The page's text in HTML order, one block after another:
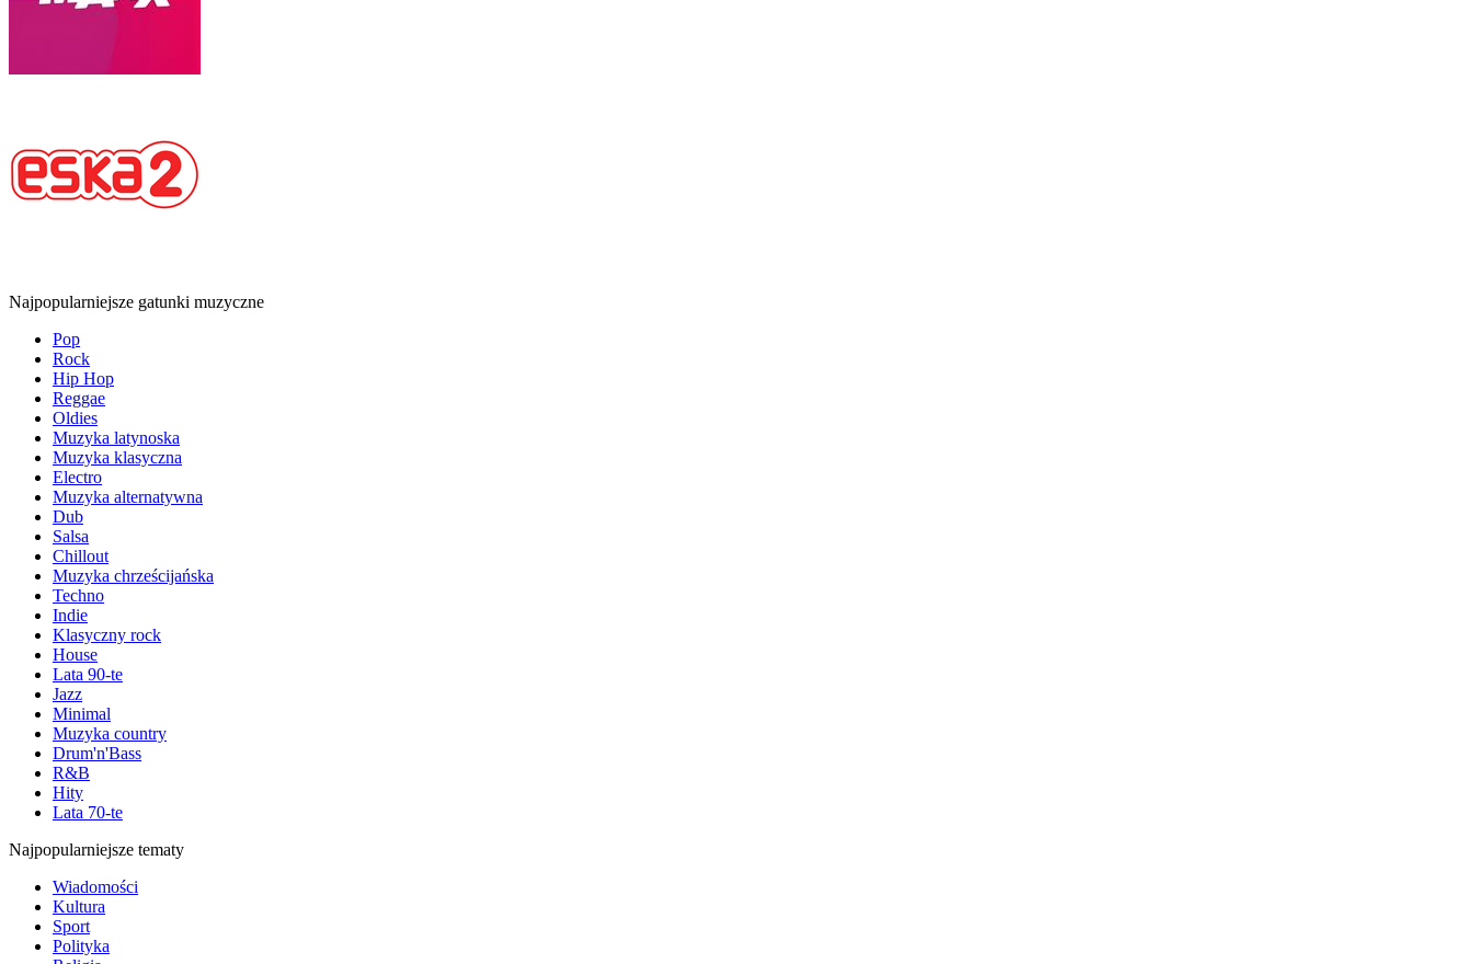
Najpopularniejsze gatunki muzyczne
Pop
Rock
Hip Hop
Reggae
Oldies
Muzyka latynoska
Muzyka klasyczna
Electro
Muzyka alternatywna
Dub
Salsa
Chillout
Muzyka chrześcijańska
Techno
Indie
Klasyczny rock
House
Lata 90-te
Jazz
Minimal
Muzyka country
Drum'n'Bass
R&B
Hity
Lata 70-te
Najpopularniejsze tematy
Wiadomości
Kultura
Sport
Polityka